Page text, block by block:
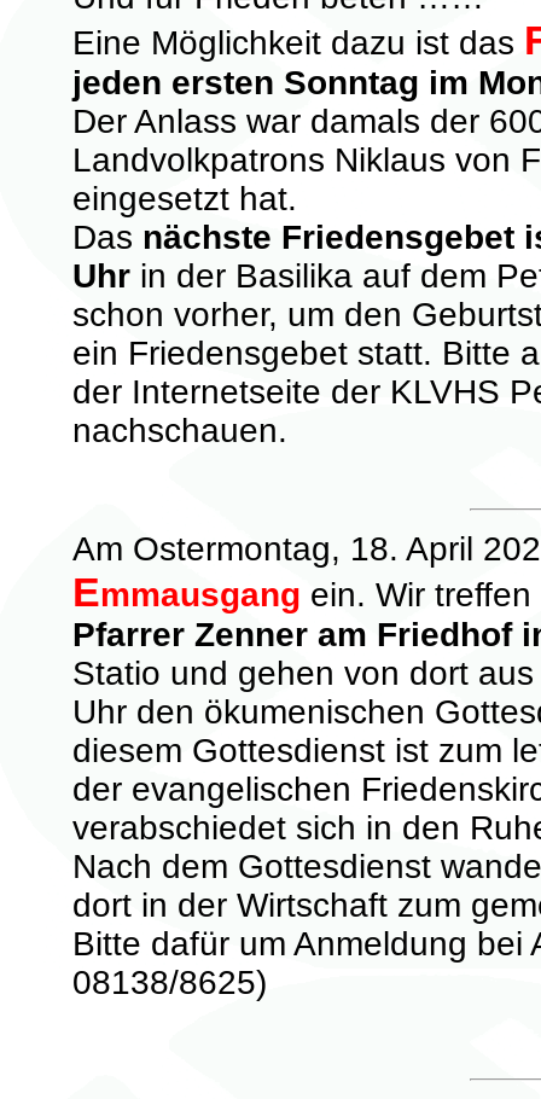
Eine Möglichkeit dazu ist das
jeden ersten Sonntag im
Der Anlass war damals der
Landvolkpatrons Niklaus von
eingesetzt hat.
Das nächste Friedensgebet
Uhr in der Basilika auf dem
schon vorher, um den
ein Friedensgebet statt. Bitte
der Internetseite der KLVHS
nachschauen.
Am Ostermontag, 18. April
Emmausgang ein. Wir
Pfarrer Zenner am Friedhof
Statio und gehen von dort
Uhr den ökumenischen
diesem Gottesdienst ist zum
der evangelischen
verabschiedet sich in den
Nach dem Gottesdienst
dort in der Wirtschaft zum
Bitte dafür um Anmeldung bei
08138/8625)